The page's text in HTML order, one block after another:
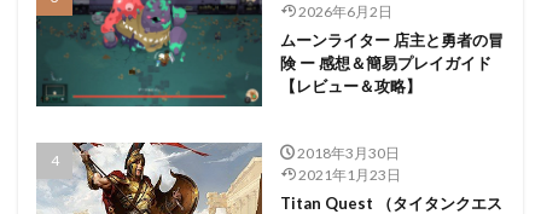
2026年6月2日
ムーンライター 店主と勇者の冒
険 ー 感想＆簡易プレイガイド
【レビュー＆攻略】
2018年3月30日
2021年1月23日
Titan Quest （タイタンクエス